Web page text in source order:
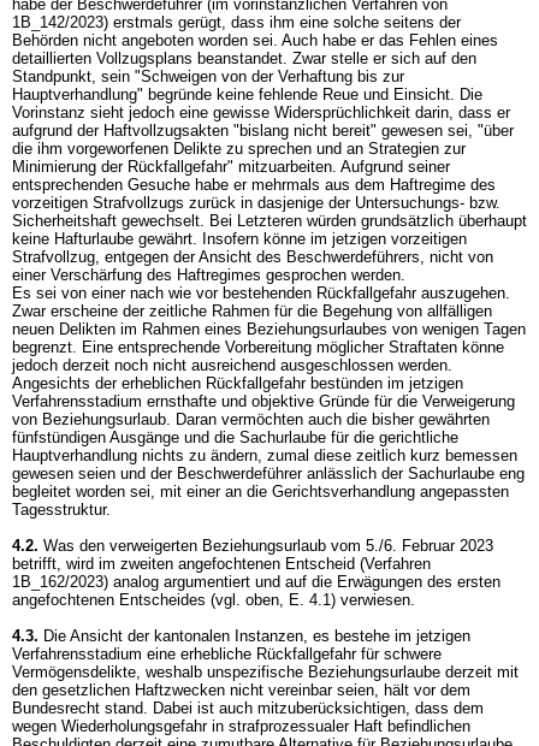
habe der Beschwerdeführer (im vorinstanzlichen Verfahren von
1B_142/2023) erstmals gerügt, dass ihm eine solche seitens der
Behörden nicht angeboten worden sei. Auch habe er das Fehlen eines
detaillierten Vollzugsplans beanstandet. Zwar stelle er sich auf den
Standpunkt, sein "Schweigen von der Verhaftung bis zur
Hauptverhandlung" begründe keine fehlende Reue und Einsicht. Die
Vorinstanz sieht jedoch eine gewisse Widersprüchlichkeit darin, dass er
aufgrund der Haftvollzugsakten "bislang nicht bereit" gewesen sei, "über
die ihm vorgeworfenen Delikte zu sprechen und an Strategien zur
Minimierung der Rückfallgefahr" mitzuarbeiten. Aufgrund seiner
entsprechenden Gesuche habe er mehrmals aus dem Haftregime des
vorzeitigen Strafvollzugs zurück in dasjenige der Untersuchungs- bzw.
Sicherheitshaft gewechselt. Bei Letzteren würden grundsätzlich überhaupt
keine Hafturlaube gewährt. Insofern könne im jetzigen vorzeitigen
Strafvollzug, entgegen der Ansicht des Beschwerdeführers, nicht von
einer Verschärfung des Haftregimes gesprochen werden.
Es sei von einer nach wie vor bestehenden Rückfallgefahr auszugehen.
Zwar erscheine der zeitliche Rahmen für die Begehung von allfälligen
neuen Delikten im Rahmen eines Beziehungsurlaubes von wenigen Tagen
begrenzt. Eine entsprechende Vorbereitung möglicher Straftaten könne
jedoch derzeit noch nicht ausreichend ausgeschlossen werden.
Angesichts der erheblichen Rückfallgefahr bestünden im jetzigen
Verfahrensstadium ernsthafte und objektive Gründe für die Verweigerung
von Beziehungsurlaub. Daran vermöchten auch die bisher gewährten
fünfstündigen Ausgänge und die Sachurlaube für die gerichtliche
Hauptverhandlung nichts zu ändern, zumal diese zeitlich kurz bemessen
gewesen seien und der Beschwerdeführer anlässlich der Sachurlaube eng
begleitet worden sei, mit einer an die Gerichtsverhandlung angepassten
Tagesstruktur.
4.2. Was den verweigerten Beziehungsurlaub vom 5./6. Februar 2023
betrifft, wird im zweiten angefochtenen Entscheid (Verfahren
1B_162/2023) analog argumentiert und auf die Erwägungen des ersten
angefochtenen Entscheides (vgl. oben, E. 4.1) verwiesen.
4.3. Die Ansicht der kantonalen Instanzen, es bestehe im jetzigen
Verfahrensstadium eine erhebliche Rückfallgefahr für schwere
Vermögensdelikte, weshalb unspezifische Beziehungsurlaube derzeit mit
den gesetzlichen Haftzwecken nicht vereinbar seien, hält vor dem
Bundesrecht stand. Dabei ist auch mitzuberücksichtigen, dass dem
wegen Wiederholungsgefahr in strafprozessualer Haft befindlichen